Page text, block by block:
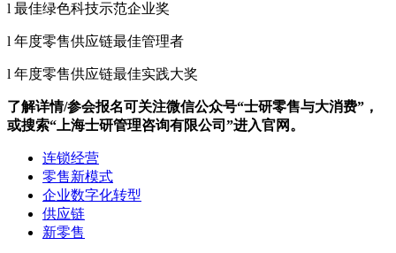
l 最佳绿色科技示范企业奖
l 年度零售供应链最佳管理者
l 年度零售供应链最佳实践大奖
了解详情/参会报名可关注微信公众号“士研零售与大消费”，
或搜索“上海士研管理咨询有限公司”进入官网。
连锁经营
零售新模式
企业数字化转型
供应链
新零售